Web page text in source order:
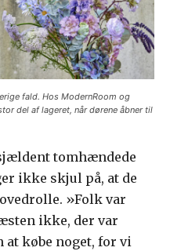
fald. Hos ModernRoom og
del af lageret, når dørene åbner til
tomhændede
ikke skjul på, at de
»Folk var
ikke, der var
at købe noget, for vi